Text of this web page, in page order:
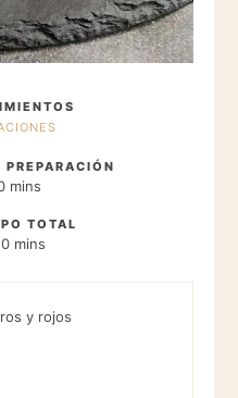
mins
TOTAL
mins
y rojos